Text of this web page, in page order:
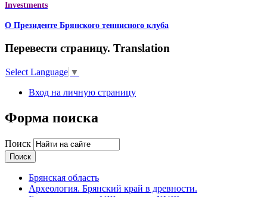
Investments
О Президенте Брянского теннисного клуба
Перевести страницу. Translation
Select Language ▼
Вход на личную страницу
Форма поиска
Поиск
Брянская область
Археология. Брянский край в древности.